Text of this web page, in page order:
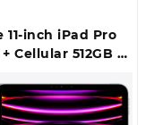
11-inch iPad Pro
Cellular 512GB –